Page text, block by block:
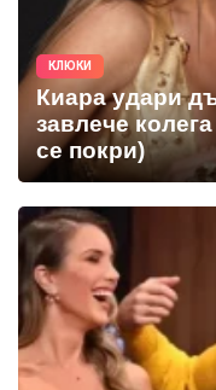
КЛЮКИ
Киара удари
завлече
се покри)